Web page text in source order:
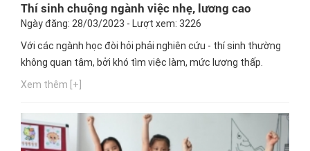
Thí sinh chuộng ngành việc nhẹ, lương cao
Ngày đăng: 28/03/2023 - Lượt xem: 3226
Với các ngành học đòi hỏi phải nghiên cứu - thí sinh thường
không quan tâm, bởi khó tìm việc làm, mức lương thấp.
Xem thêm [+]